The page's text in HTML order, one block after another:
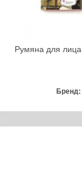
Румяна для
Бренд: